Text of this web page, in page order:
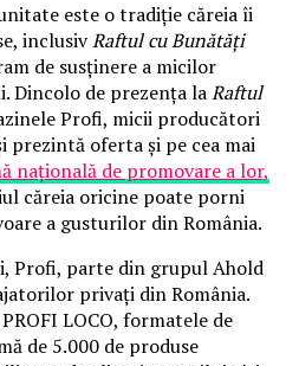
este o tradiție căreia îi
inclusivRaftul cu Bunătăți
de susținere a micilor
Dincolo de prezența laRaftul
Profi, micii producători
prezintă oferta și pe cea mai
națională de promovare a lor,
căreia oricine poate porni
a gusturilor din România.
Profi, parte din grupul Ahold
privați din România.
PROFI LOCO, formatele de
de 5.000 de produse